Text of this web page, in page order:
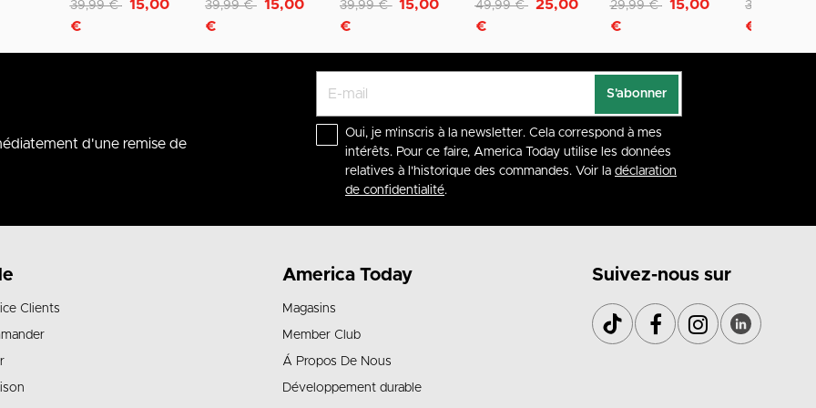
39,99 € 15,00
€
39,99 € 15,00
€
39,99 € 15,00
€
49,99 €
25,00
€
29,99 € 15,00
€
39,99 €
€
d'une remise de
S'abonner
Oui, je m'inscris à la newsletter. Cela correspond à mes
intérêts. Pour ce faire, America Today utilise les données
relatives à l'historique des commandes. Voir la déclaration
de confidentialité.
Clients
America Today
Magasins
Member Club
Á Propos De Nous
Développement durable
Suivez-nous sur